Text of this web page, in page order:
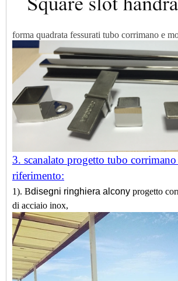
forma quadrata fessurati tubo corrimano e
3. scanalato progetto tubo
riferimento:
1). Bdisegni ringhiera alcony progetto
di acciaio inox,